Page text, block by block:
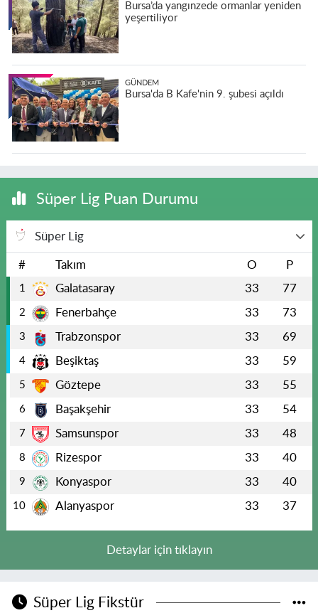
Bursa’da yangınzede ormanlar yeniden
yeşertiliyor
GÜNDEM
Bursa'da B Kafe'nin 9. şubesi açıldı
Süper Lig Puan Durumu
Süper Lig
# Takım O P
1 Galatasaray 33 77
2 Fenerbahçe 33 73
3 Trabzonspor 33 69
4 Beşiktaş 33 59
5 Göztepe 33 55
6 Başakşehir 33 54
7 Samsunspor 33 48
8 Rizespor 33 40
9 Konyaspor 33 40
10 Alanyaspor 33 37
Detaylar için tıklayın
Süper Lig Fikstür